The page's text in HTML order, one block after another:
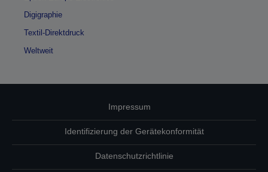
Digigraphie
Textil-Direktdruck
Weltweit
Impressum
Identifizierung der Gerätekonformität
Datenschutzrichtlinie